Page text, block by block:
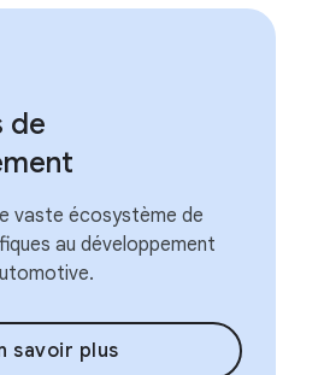
de
vaste écosystème de
au développement
savoir plus